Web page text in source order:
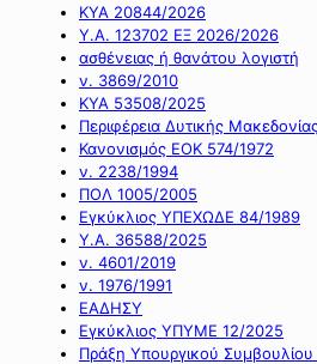
ΚΥΑ 20844/2026
Υ.Α. 123702 ΕΞ 2026/2026
ασθένειας ή θανάτου λογιστή
ν. 3869/2010
ΚΥΑ 53508/2025
Περιφέρεια Δυτικής
Κανονισμός ΕΟΚ 574/1972
ν. 2238/1994
ΠΟΛ 1005/2005
Εγκύκλιος ΥΠΕΧΩΔΕ 84/1989
Υ.Α. 36588/2025
ν. 4601/2019
ν. 1976/1991
ΕΑΔΗΣΥ
Εγκύκλιος ΥΠΥΜΕ 12/2025
Πράξη Υπουργικού